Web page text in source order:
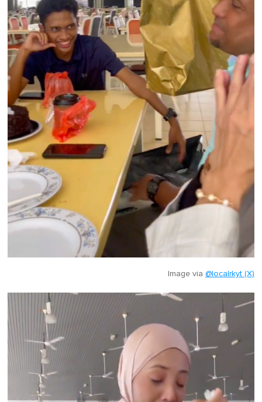
Image via @localrkyt (X)